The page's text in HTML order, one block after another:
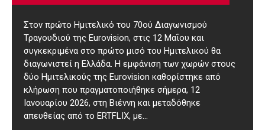
Στον πρώτο Ημιτελικό του 70ού Διαγωνισμού
Τραγουδιού της Eurovision, στις 12 Μαΐου και
συγκεκριμένα στο πρώτο μισό του Ημιτελικού θα
διαγωνιστεί η Ελλάδα. Η εμφάνιση των χωρών στους
δύο Ημιτελικούς της Eurovision καθορίστηκε από
κλήρωση που πραγματοποιήθηκε σήμερα, 12
Ιανουαρίου 2026, στη Βιέννη και μεταδόθηκε
απευθείας από το ERTFLIX, με…